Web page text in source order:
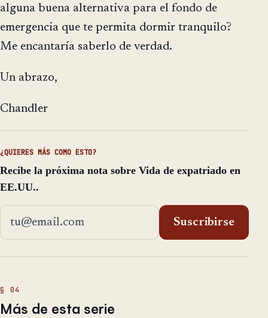
alguna buena alternativa para el fondo de
emergencia que te permita dormir tranquilo?
Me encantaría saberlo de verdad.
Un abrazo,
Chandler
¿QUIERES MÁS COMO ESTO?
Recibe la próxima nota sobre Vida de expatriado en
EE.UU..
Dirección de email
Suscribirse
Más de esta serie